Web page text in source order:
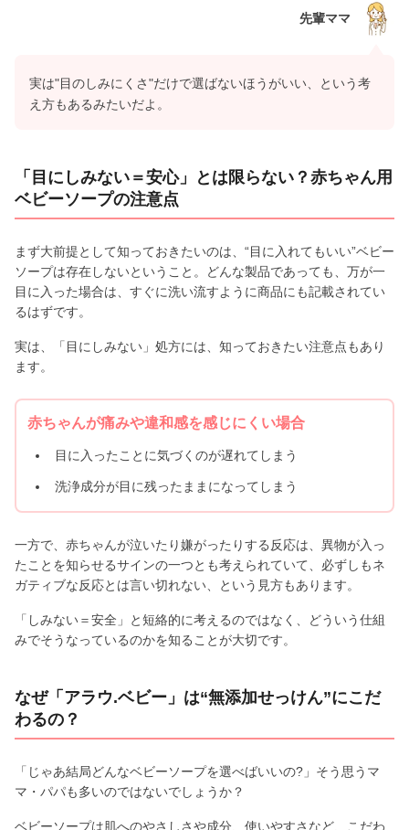
先輩ママ
実は"目のしみにくさ"だけで選ばないほうがいい、という考
え方もあるみたいだよ。
「目にしみない＝安心」とは限らない？赤ちゃん用
ベビーソープの注意点
まず大前提として知っておきたいのは、“目に入れてもいい”ベビー
ソープは存在しないということ。どんな製品であっても、万が一
目に入った場合は、すぐに洗い流すように商品にも記載されてい
るはずです。
実は、「目にしみない」処方には、知っておきたい注意点もあり
ます。
赤ちゃんが痛みや違和感を感じにくい場合
目に入ったことに気づくのが遅れてしまう
洗浄成分が目に残ったままになってしまう
一方で、赤ちゃんが泣いたり嫌がったりする反応は、異物が入っ
たことを知らせるサインの一つとも考えられていて、必ずしもネ
ガティブな反応とは言い切れない、という見方もあります。
「しみない＝安全」と短絡的に考えるのではなく、どういう仕組
みでそうなっているのかを知ることが大切です。
なぜ「アラウ.ベビー」は“無添加せっけん”にこだ
わるの？
「じゃあ結局どんなベビーソープを選べばいいの?」そう思うマ
マ・パパも多いのではないでしょうか？
ベビーソープは肌へのやさしさや成分、使いやすさなど、こだわ